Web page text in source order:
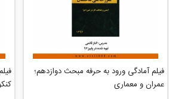
فيلم آمادگی ورود به حرفه مبحث دوازدهم؛
عمران و معماری